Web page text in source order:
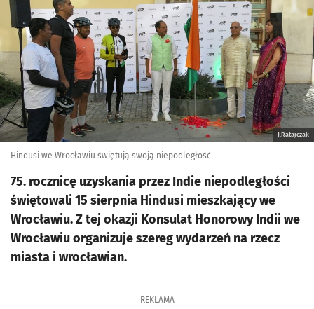
J.Ratajczak
Hindusi we Wrocławiu świętują swoją niepodległość
75. rocznicę uzyskania przez Indie niepodległości
świętowali 15 sierpnia Hindusi mieszkający we
Wrocławiu. Z tej okazji Konsulat Honorowy Indii we
Wrocławiu organizuje szereg wydarzeń na rzecz
miasta i wrocławian.
REKLAMA